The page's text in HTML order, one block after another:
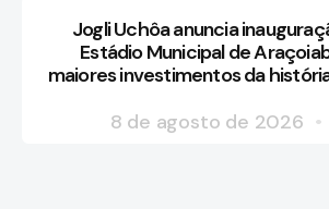
Jogli Uchôa anuncia
Estádio Municipal de
maiores investimentos da
8 de agosto de 2026